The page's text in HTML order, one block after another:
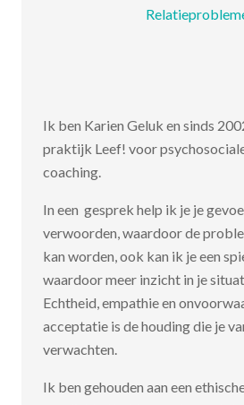
Ik ben Karien Geluk en sinds
praktijk Leef! voor
coaching.
In een gesprek help ik je je
verwoorden, waardoor de
kan worden, ook kan ik je een
waardoor meer inzicht in je
Echtheid, empathie en
acceptatie is de houding die je
verwachten.
Ik ben gehouden aan een